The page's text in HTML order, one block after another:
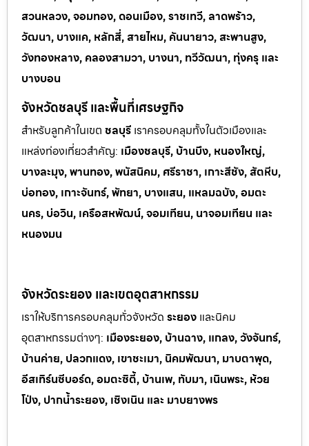
สวนหลวง, จอมทอง, ดอนเมือง, ราชเทวี, ลาดพร้าว,
วัฒนา, บางแค, หลักสี่, สายไหม, คันนายาว, สะพานสูง,
วังทองหลาง, คลองสามวา, บางนา, ทวีวัฒนา, ทุ่งครุ และ
บางบอน
จังหวัดชลบุรี และพื้นที่เศรษฐกิจ
สำหรับลูกค้าในเขต ชลบุรี เราครอบคลุมทั้งในตัวเมืองและ
แหล่งท่องเที่ยวสำคัญ: เมืองชลบุรี, บ้านบึง, หนองใหญ่,
บางละมุง, พานทอง, พนัสนิคม, ศรีราชา, เกาะสีชัง, สัตหีบ,
บ่อทอง, เกาะจันทร์, พัทยา, บางแสน, แหลมฉบัง, อมตะ
นคร, บ่อวิน, เครือสหพัฒน์, จอมเทียน, นาจอมเทียน และ
หนองมน
จังหวัดระยอง และเขตอุตสาหกรรม
เราให้บริการครอบคลุมทั่วจังหวัด ระยอง และนิคม
อุตสาหกรรมต่างๆ: เมืองระยอง, บ้านฉาง, แกลง, วังจันทร์,
บ้านค่าย, ปลวกแดง, เขาชะเมา, นิคมพัฒนา, มาบตาพุด,
อีสเทิร์นซีบอร์ด, อมตะซิตี้, บ้านเพ, ทับมา, เนินพระ, ห้วย
โป่ง, ปากน้ำระยอง, เชิงเนิน และ มาบยางพร